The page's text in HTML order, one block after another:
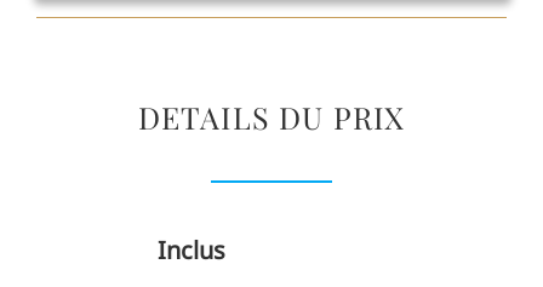
DETAILS DU PRIX
Inclus